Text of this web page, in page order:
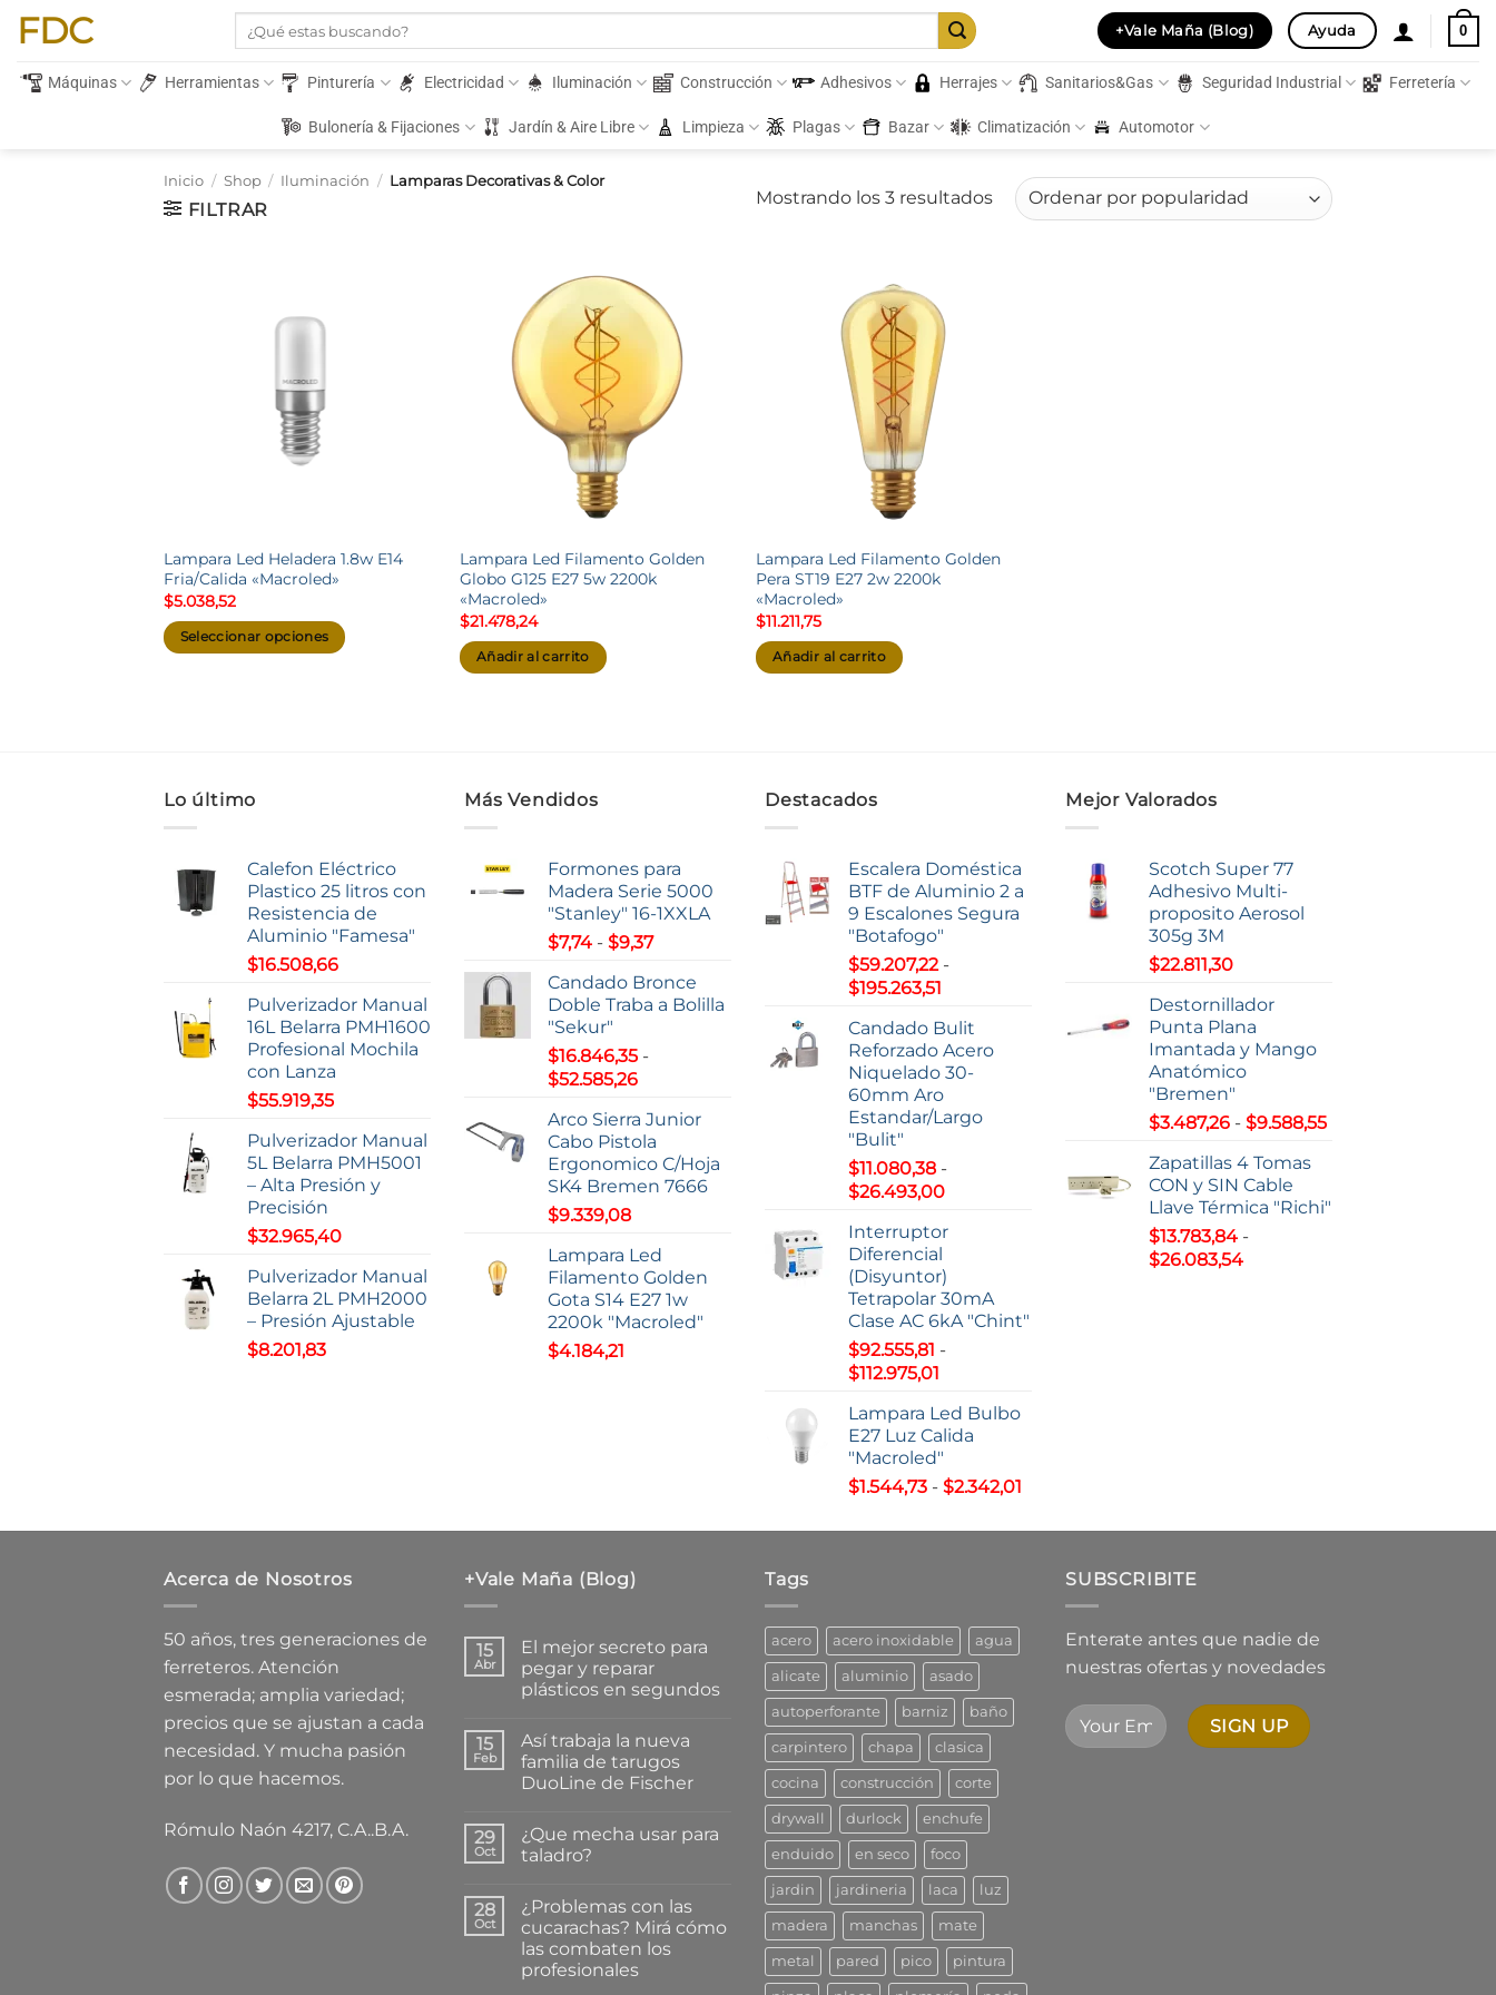
Saltar
contenido
FDC
por:
+Vale Maña (Blog) Ayuda 0
Máquinas Herramientas Pinturería Electricidad Iluminación Construcción Adhesivos Herrajes Sanitarios&Gas Seguridad Industrial Ferretería
Bulonería & Fijaciones Jardín & Aire Libre Limpieza Plagas Bazar Climatización Automotor
Inicio / Shop / Iluminación / Lamparas Decorativas & Color
FILTRAR
Mostrando los 3 resultadosOrdenado
Lampara Led Heladera 1.8w E14
Fria/Calida «Macroled»
$5.038,52
Seleccionar opciones
Las
pueden
elegir
producto
Lampara Led Filamento Golden
Globo G125 E27 5w 2200k
«Macroled»
$21.478,24
Añadir al carrito
Lampara Led Filamento Golden
Pera ST19 E27 2w 2200k
«Macroled»
$11.211,75
Añadir al carrito
Lo último
Calefon Eléctrico
Plastico 25 litros con
Resistencia de
Aluminio "Famesa"
$16.508,66
Pulverizador Manual
16L Belarra PMH1600
Profesional Mochila
con Lanza
$55.919,35
Pulverizador Manual
5L Belarra PMH5001
– Alta Presión y
Precisión
$32.965,40
Pulverizador Manual
Belarra 2L PMH2000
– Presión Ajustable
$8.201,83
Más Vendidos
Formones para
Madera Serie 5000
"Stanley" 16-1XXLA
$7,74 - $9,37Rango
precios:
desde
Candado Bronce
Doble Traba a Bolilla
"Sekur"
$16.846,35 -
$52.585,26Rango
precios:
desde
$16.846,35
hasta
Arco Sierra Junior
Cabo Pistola
Ergonomico C/Hoja
SK4 Bremen 7666
$9.339,08
Lampara Led
Filamento Golden
Gota S14 E27 1w
2200k "Macroled"
$4.184,21
Destacados
Escalera Doméstica
BTF de Aluminio 2 a
9 Escalones Segura
"Botafogo"
$59.207,22 -
$195.263,51
precios:
desde
$59.207,22
hasta
$195.263,51
Candado Bulit
Reforzado Acero
Niquelado 30-
60mm Aro
Estandar/Largo
"Bulit"
$11.080,38 -
$26.493,00Rango
precios:
$11.080,38
hasta
$26.493,00
Interruptor
Diferencial
(Disyuntor)
Tetrapolar 30mA
Clase AC 6kA "Chint"
$92.555,81 -
$112.975,01
precios:
desde
hasta
Lampara Led Bulbo
E27 Luz Calida
"Macroled"
$1.544,73 - $2.342,01
precios:
$1.544,73
hasta
Mejor Valorados
Scotch Super 77
Adhesivo Multi-
proposito Aerosol
305g 3M
$22.811,30
Destornillador
Punta Plana
Imantada y Mango
Anatómico
"Bremen"
$3.487,26 - $9.588,55Rango
Zapatillas 4 Tomas
CON y SIN Cable
Llave Térmica "Richi"
$13.783,84 -
$26.083,54Rango
Acerca de Nosotros
50 años, tres generaciones de
ferreteros. Atención
esmerada; amplia variedad;
precios que se ajustan a cada
necesidad. Y mucha pasión
por lo que hacemos.
Rómulo Naón 4217, C.A..B.A.
+Vale Maña (Blog)
15
Abr
El mejor secreto para
pegar y reparar
plásticos en segundos
comentarios
en
El
mejor
pegar
y
reparar
segundos
15
Feb
Así trabaja la nueva
familia de tarugos
DuoLine de Fischer
comentarios
en
Así
nueva
familia
de
tarugos
DuoLine
de
29
Oct
¿Que mecha usar para
taladro?
comentarios
en
¿Que
mecha
usar
para
28
Oct
¿Problemas con las
cucarachas? Mirá cómo
las combaten los
profesionales
Tags
acero acero inoxidable agua
alicate aluminio asado
autoperforante barniz baño
carpintero chapa clasica
cocina construcción corte
drywall durlock enchufe
enduido en seco foco
jardin jardineria laca luz
madera manchas mate
metal pared pico pintura
SUBSCRIBITE
Enterate antes que nadie de
nuestras ofertas y novedades